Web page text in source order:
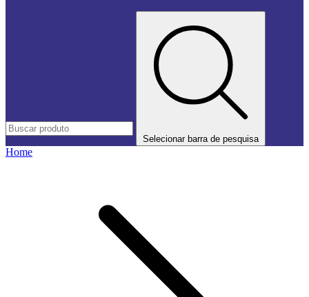
Selecionar barra de pesquisa
Home